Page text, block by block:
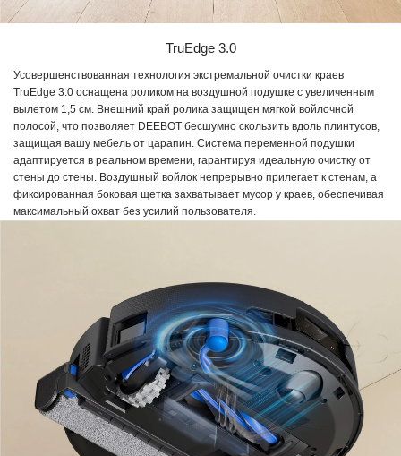
TruEdge 3.0
Усовершенствованная технология экстремальной очистки краев
TruEdge 3.0 оснащена роликом на воздушной подушке с увеличенным
вылетом 1,5 см. Внешний край ролика защищен мягкой войлочной
полосой, что позволяет DEEBOT бесшумно скользить вдоль плинтусов,
защищая вашу мебель от царапин. Система переменной подушки
адаптируется в реальном времени, гарантируя идеальную очистку от
стены до стены. Воздушный войлок непрерывно прилегает к стенам, а
фиксированная боковая щетка захватывает мусор у краев, обеспечивая
максимальный охват без усилий пользователя.